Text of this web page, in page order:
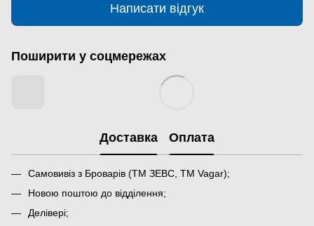
Написати відгук
Поширити у соцмережах
Доставка Оплата
Самовивіз з Броварів (ТМ ЗЕВС, ТМ Vagar);
Новою поштою до відділення;
Делівері;